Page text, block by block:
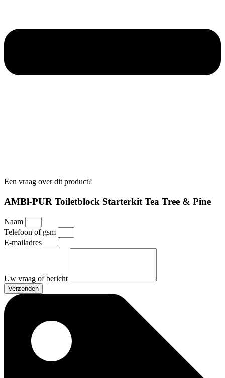
Een vraag over dit product?
AMBl-PUR Toiletblock Starterkit Tea Tree & Pine
Naam
Telefoon of gsm
E-mailadres
Uw vraag of bericht
Verzenden